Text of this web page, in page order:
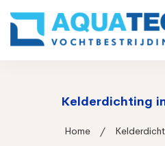
Kelderdichting
Home